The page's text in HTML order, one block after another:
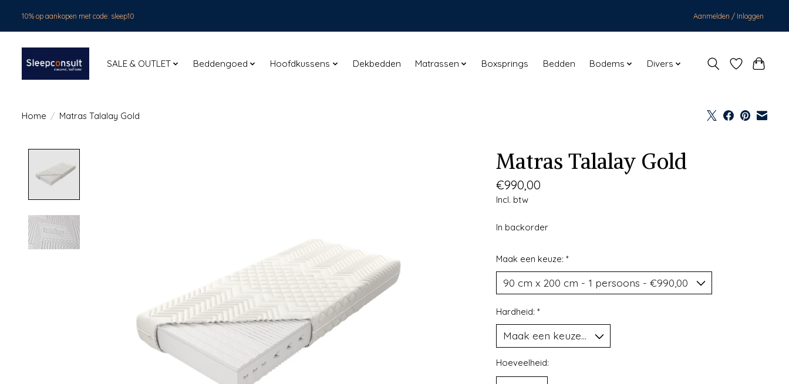
10% op aankopen met code: sleep10 Aanmelden / Inloggen
SALE & OUTLET Beddengoed Hoofdkussens Dekbedden Matrassen Boxsprings Bedden Bodems Divers
Home / Matras Talalay Gold
Matras Talalay Gold
€990,00
Incl. btw
In backorder
Maak een keuze:*
Hardheid:*
Hoeveelheid: